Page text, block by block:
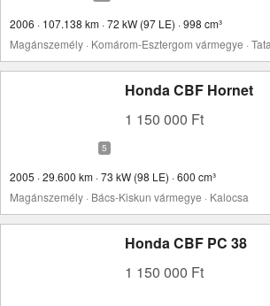
2006 · 107.138 km · 72 kW (97 LE) · 998 cm³
Magánszemély · Komárom-Esztergom vármegye ·
Honda CBF Hornet
1 150 000 Ft
2005 · 29.600 km · 73 kW (98 LE) · 600 cm³
Magánszemély · Bács-Kiskun vármegye · Kalocsa
Honda CBF PC 38
1 150 000 Ft